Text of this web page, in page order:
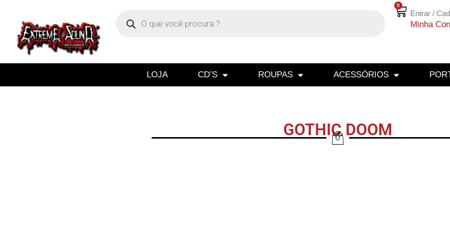
0
Entrar /
Minha
LOJA CD’S ROUPAS ACESSÓRIOS
GOTHIC DOOM